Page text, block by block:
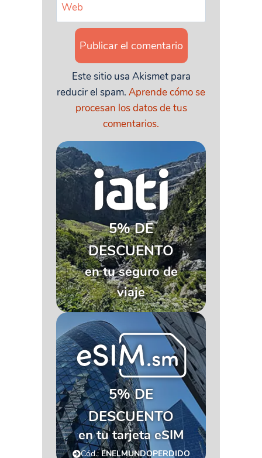
Web
Este sitio usa Akismet para
reducir el spam. Aprende cómo se
procesan los datos de tus
comentarios.
5% DE
DESCUENTO
en tu seguro de
viaje
5% DE
DESCUENTO
en tu tarjeta eSIM
Cód.:ENELMUNDOPERDIDO